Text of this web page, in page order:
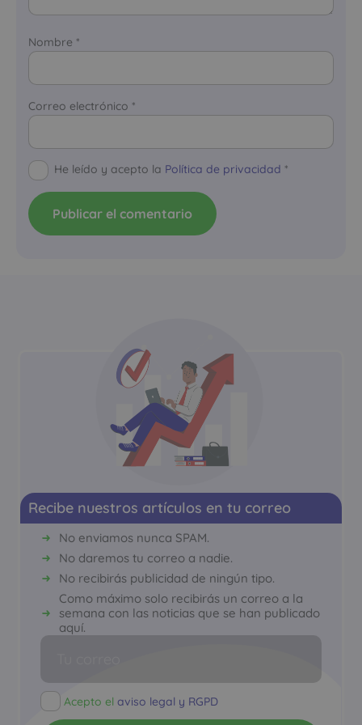
Nombre *
Correo electrónico *
He leído y acepto la Política de privacidad *
Recibe nuestros artículos en tu correo
No enviamos nunca SPAM.
No daremos tu correo a nadie.
No recibirás publicidad de ningún tipo.
Como máximo solo recibirás un correo a la
semana con las noticias que se han publicado
aquí.
Acepto elaviso legal y RGPD